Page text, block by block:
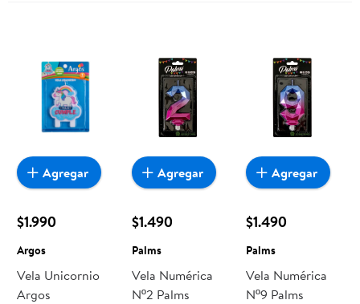
$1.990
Argos
Vela Unicornio
Argos
Agregar
$1.490
Palms
Vela Numérica
Nº2 Palms
Agregar
$1.490
Palms
Vela Numérica
Nº9 Palms
Agregar